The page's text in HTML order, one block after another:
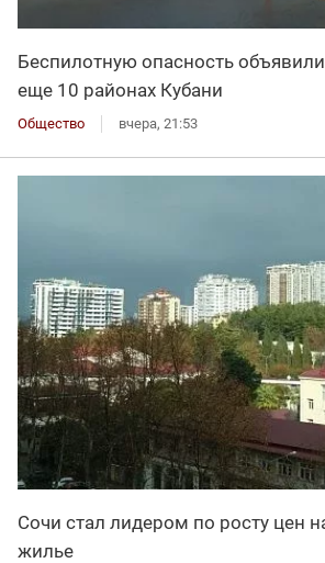
Беспилотную опасность
еще 10 районах Кубани
Общество вчера, 21:53
Сочи стал лидером по росту цен
жилье